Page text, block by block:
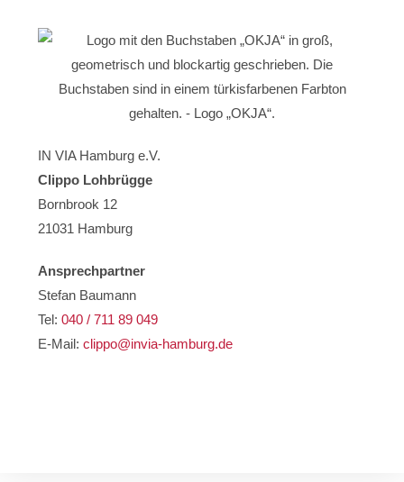
IN VIA Hamburg e.V.
Clippo Lohbrügge
Bornbrook 12
21031 Hamburg
Ansprechpartner
Stefan Baumann
Tel:040 / 711 89 049
E-Mail:clippo@invia-hamburg.de